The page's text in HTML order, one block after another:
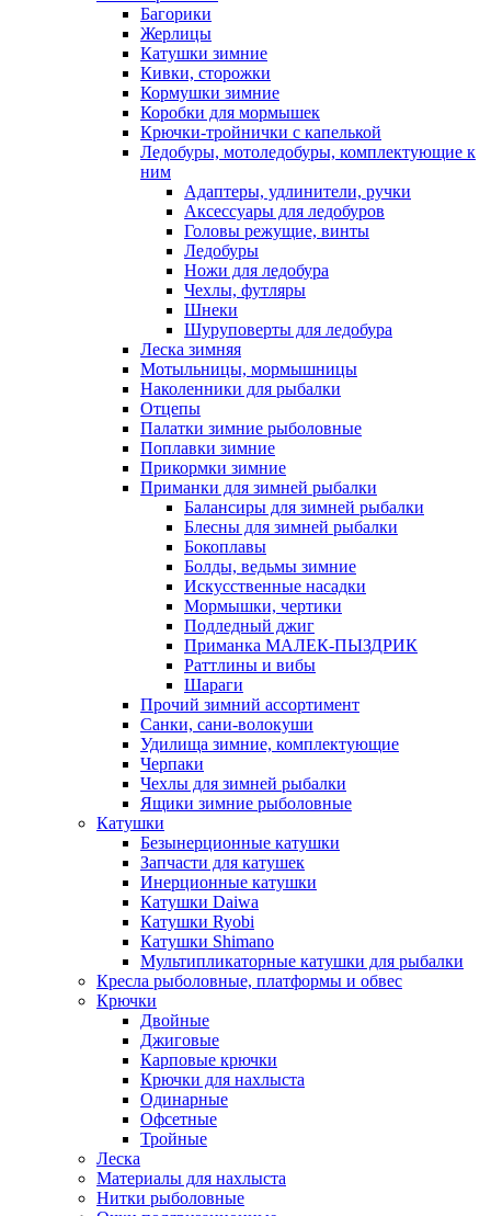
Багорики
Жерлицы
Катушки зимние
Кивки, сторожки
Кормушки зимние
Коробки для мормышек
Крючки-тройнички с капелькой
Ледобуры, мотоледобуры, комплектующие к
ним
Адаптеры, удлинители, ручки
Аксессуары для ледобуров
Головы режущие, винты
Ледобуры
Ножи для ледобура
Чехлы, футляры
Шнеки
Шуруповерты для ледобура
Леска зимняя
Мотыльницы, мормышницы
Наколенники для рыбалки
Отцепы
Палатки зимние рыболовные
Поплавки зимние
Прикормки зимние
Приманки для зимней рыбалки
Балансиры для зимней рыбалки
Блесны для зимней рыбалки
Бокоплавы
Болды, ведьмы зимние
Искусственные насадки
Мормышки, чертики
Подледный джиг
Приманка МАЛЕК-ПЫЗДРИК
Раттлины и вибы
Шараги
Прочий зимний ассортимент
Санки, сани-волокуши
Удилища зимние, комплектующие
Черпаки
Чехлы для зимней рыбалки
Ящики зимние рыболовные
Катушки
Безынерционные катушки
Запчасти для катушек
Инерционные катушки
Катушки Daiwa
Катушки Ryobi
Катушки Shimano
Мультипликаторные катушки для рыбалки
Кресла рыболовные, платформы и обвес
Крючки
Двойные
Джиговые
Карповые крючки
Крючки для нахлыста
Одинарные
Офсетные
Тройные
Леска
Материалы для нахлыста
Нитки рыболовные